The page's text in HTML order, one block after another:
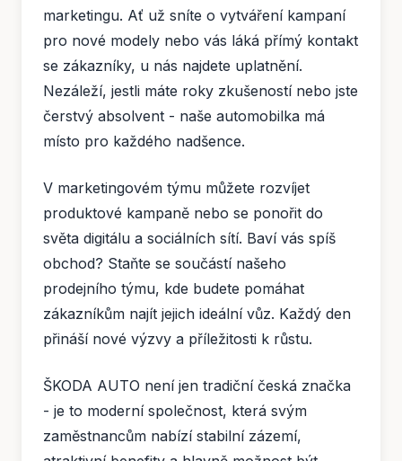
marketingu. Ať už sníte o vytváření kampaní
pro nové modely nebo vás láká přímý kontakt
se zákazníky, u nás najdete uplatnění.
Nezáleží, jestli máte roky zkušeností nebo jste
čerstvý absolvent - naše automobilka má
místo pro každého nadšence.
V marketingovém týmu můžete rozvíjet
produktové kampaně nebo se ponořit do
světa digitálu a sociálních sítí. Baví vás spíš
obchod? Staňte se součástí našeho
prodejního týmu, kde budete pomáhat
zákazníkům najít jejich ideální vůz. Každý den
přináší nové výzvy a příležitosti k růstu.
ŠKODA AUTO není jen tradiční česká značka
- je to moderní společnost, která svým
zaměstnancům nabízí stabilní zázemí,